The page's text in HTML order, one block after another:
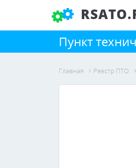
Пункт
Главная Реестр ПТО